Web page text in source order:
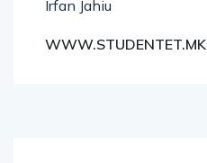
Irfan Jahiu
WWW.STUDENTET.MK